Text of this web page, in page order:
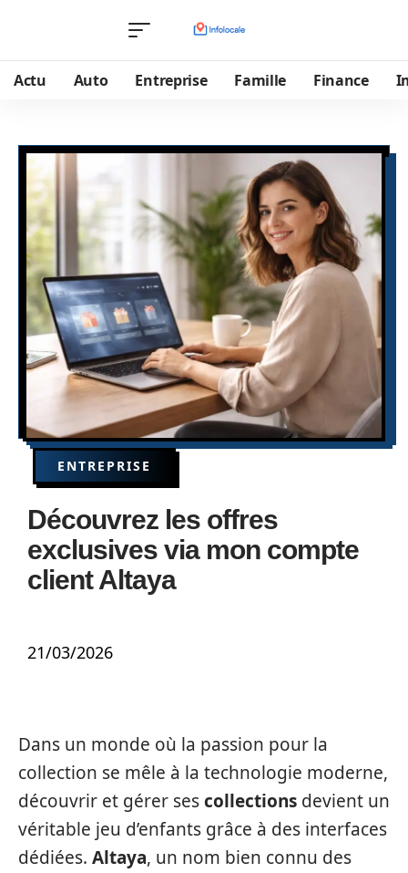
Actu Auto Entreprise Famille Finance
ENTREPRISE
Découvrez les offres
exclusives via mon compte
client Altaya
21/03/2026
Dans un monde où la passion pour la
collection se mêle à la technologie moderne,
découvrir et gérer sescollections devient un
véritable jeu d’enfants grâce à des interfaces
dédiées. Altaya, un nom bien connu des